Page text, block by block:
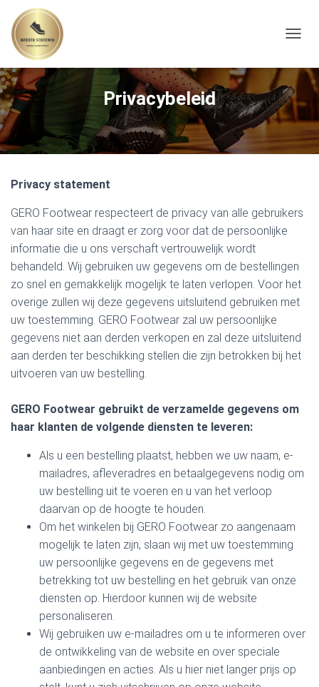
Privacybeleid
Privacy statement
GERO Footwear respecteert de privacy van alle gebruikers
van haar site en draagt er zorg voor dat de persoonlijke
informatie die u ons verschaft vertrouwelijk wordt
behandeld. Wij gebruiken uw gegevens om de bestellingen
zo snel en gemakkelijk mogelijk te laten verlopen. Voor het
overige zullen wij deze gegevens uitsluitend gebruiken met
uw toestemming. GERO Footwear zal uw persoonlijke
gegevens niet aan derden verkopen en zal deze uitsluitend
aan derden ter beschikking stellen die zijn betrokken bij het
uitvoeren van uw bestelling.
GERO Footwear gebruikt de verzamelde gegevens om
haar klanten de volgende diensten te leveren:
Als u een bestelling plaatst, hebben we uw naam, e-
mailadres, afleveradres en betaalgegevens nodig om
uw bestelling uit te voeren en u van het verloop
daarvan op de hoogte te houden.
Om het winkelen bij GERO Footwear zo aangenaam
mogelijk te laten zijn, slaan wij met uw toestemming
uw persoonlijke gegevens en de gegevens met
betrekking tot uw bestelling en het gebruik van onze
diensten op. Hierdoor kunnen wij de website
personaliseren.
Wij gebruiken uw e-mailadres om u te informeren over
de ontwikkeling van de website en over speciale
aanbiedingen en acties. Als u hier niet langer prijs op